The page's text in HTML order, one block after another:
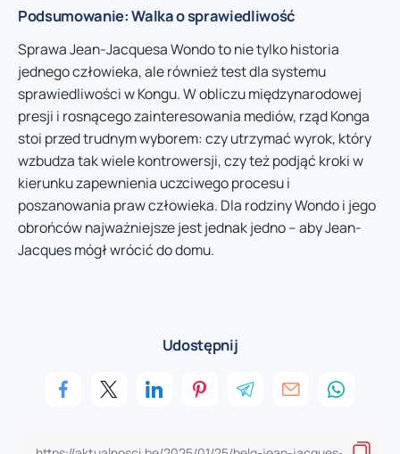
Podsumowanie: Walka o sprawiedliwość
Sprawa Jean-Jacquesa Wondo to nie tylko historia
jednego człowieka, ale również test dla systemu
sprawiedliwości w Kongu. W obliczu międzynarodowej
presji i rosnącego zainteresowania mediów, rząd Konga
stoi przed trudnym wyborem: czy utrzymać wyrok, który
wzbudza tak wiele kontrowersji, czy też podjąć kroki w
kierunku zapewnienia uczciwego procesu i
poszanowania praw człowieka. Dla rodziny Wondo i jego
obrońców najważniejsze jest jednak jedno – aby Jean-
Jacques mógł wrócić do domu.
Udostępnij